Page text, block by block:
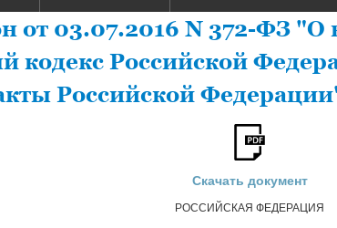
от 03.07.2016 N 372-ФЗ "О
кодекс Российской
Российской
Скачать документ
РОССИЙСКАЯ ФЕДЕРАЦИЯ